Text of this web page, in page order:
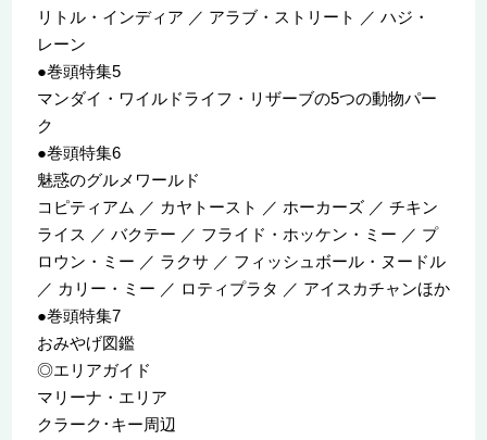
リトル・インディア ／ アラブ・ストリート ／ ハジ・
レーン
●巻頭特集5
マンダイ・ワイルドライフ・リザーブの5つの動物パー
ク
●巻頭特集6
魅惑のグルメワールド
コピティアム ／ カヤトースト ／ ホーカーズ ／ チキン
ライス ／ バクテー ／ フライド・ホッケン・ミー ／ プ
ロウン・ミー ／ ラクサ ／ フィッシュボール・ヌードル
／ カリー・ミー ／ ロティプラタ ／ アイスカチャンほか
●巻頭特集7
おみやげ図鑑
◎エリアガイド
マリーナ・エリア
クラーク･キー周辺